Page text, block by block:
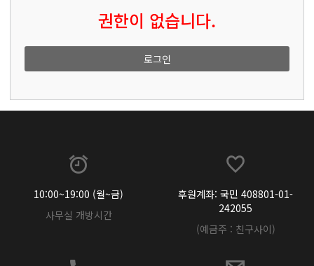
권한이 없습니다.
로그인
10:00~19:00 (월~금)
사무실 개방시간
후원계좌: 국민 408801-01-
242055
(예금주 : 친구사이)